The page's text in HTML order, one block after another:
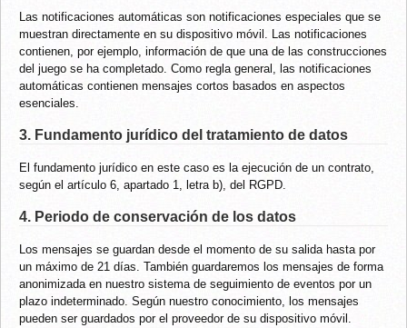
Las notificaciones automáticas son notificaciones especiales que se
muestran directamente en su dispositivo móvil. Las notificaciones
contienen, por ejemplo, información de que una de las construcciones
del juego se ha completado. Como regla general, las notificaciones
automáticas contienen mensajes cortos basados en aspectos
esenciales.
3. Fundamento jurídico del tratamiento de datos
El fundamento jurídico en este caso es la ejecución de un contrato,
según el artículo 6, apartado 1, letra b), del RGPD.
4. Periodo de conservación de los datos
Los mensajes se guardan desde el momento de su salida hasta por
un máximo de 21 días. También guardaremos los mensajes de forma
anonimizada en nuestro sistema de seguimiento de eventos por un
plazo indeterminado. Según nuestro conocimiento, los mensajes
pueden ser guardados por el proveedor de su dispositivo móvil.